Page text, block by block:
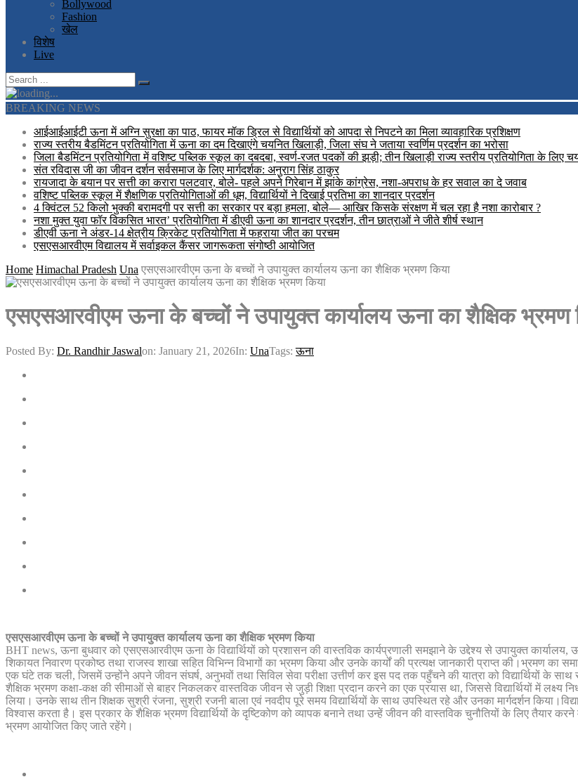
Bollywood
Fashion
खेल
विशेष
Live
BREAKING NEWS
आईआईआईटी ऊना में अग्नि सुरक्षा का पाठ, फायर मॉक ड्रिल से विद्यार्थियों को आपदा से निपटने का मिला व्यावहारिक प्रशिक्षण
राज्य स्तरीय बैडमिंटन प्रतियोगिता में ऊना का दम दिखाएंगे चयनित खिलाड़ी, जिला संघ ने जताया स्वर्णिम प्रदर्शन का भरोसा
जिला बैडमिंटन प्रतियोगिता में वशिष्ट पब्लिक स्कूल का दबदबा, स्वर्ण-रजत पदकों की झड़ी; तीन खिलाड़ी राज्य स्तरीय प्रतियोगिता के लिए
संत रविदास जी का जीवन दर्शन सर्वसमाज के लिए मार्गदर्शक: अनुराग सिंह ठाकुर
रायजादा के बयान पर सत्ती का करारा पलटवार, बोले- पहले अपने गिरेबान में झांके कांग्रेस, नशा-अपराध के हर सवाल का दे जवाब
वशिष्ट पब्लिक स्कूल में शैक्षणिक प्रतियोगिताओं की धूम, विद्यार्थियों ने दिखाई प्रतिभा का शानदार प्रदर्शन
4 क्विंटल 52 किलो भुक्की बरामदगी पर सत्ती का सरकार पर बड़ा हमला, बोले— आखिर किसके संरक्षण में चल रहा है नशा कारोबार ?
नशा मुक्त युवा फॉर विकसित भारत’ प्रतियोगिता में डीएवी ऊना का शानदार प्रदर्शन, तीन छात्राओं ने जीते शीर्ष स्थान
डीएवी ऊना ने अंडर-14 क्षेत्रीय क्रिकेट प्रतियोगिता में फहराया जीत का परचम
एसएसआरवीएम विद्यालय में सर्वाइकल कैंसर जागरूकता संगोष्ठी आयोजित
Home Himachal Pradesh Una एसएसआरवीएम ऊना के बच्चों ने उपायुक्त कार्यालय ऊना का शैक्षिक भ्रमण किया
एसएसआरवीएम ऊना के बच्चों ने उपायुक्त कार्यालय ऊना का शैक्षिक भ्रमण
Posted By: Dr. Randhir Jaswalon: January 21, 2026In: UnaTags:ऊना
एसएसआरवीएम ऊना के बच्चों ने उपायुक्त कार्यालय ऊना का शैक्षिक भ्रमण किया
BHT news, ऊना बुधवार को एसएसआरवीएम ऊना के विद्यार्थियों को प्रशासन की वास्तविक कार्यप्रणाली समझाने के उद्देश्य से उपायुक्त
शिकायत निवारण प्रकोष्ठ तथा राजस्व शाखा सहित विभिन्न विभागों का भ्रमण किया और उनके कार्यों की प्रत्यक्ष जानकारी प्राप्त
एक घंटे तक चली, जिसमें उन्होंने अपने जीवन संघर्ष, अनुभवों तथा सिविल सेवा परीक्षा उत्तीर्ण कर इस पद तक पहुँचने की यात्रा को विद्यार्थियों के साथ
शैक्षिक भ्रमण कक्षा-कक्ष की सीमाओं से बाहर निकलकर वास्तविक जीवन से जुड़ी शिक्षा प्रदान करने का एक प्रयास था, जिससे विद्यार्थियों में लक्ष्य
लिया। उनके साथ तीन शिक्षक सुश्री रंजना, सुश्री रजनी बाला एवं नवदीप पूरे समय विद्यार्थियों के साथ उपस्थित रहे और उनका मार्गदर्शन
विश्वास करता है। इस प्रकार के शैक्षिक भ्रमण विद्यार्थियों के दृष्टिकोण को व्यापक बनाने तथा उन्हें जीवन की वास्तविक चुनौतियों के लिए तैयार करने
भ्रमण आयोजित किए जाते रहेंगे।